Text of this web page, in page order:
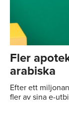
Fler
arabiska
Efter ett
fler av sina e-